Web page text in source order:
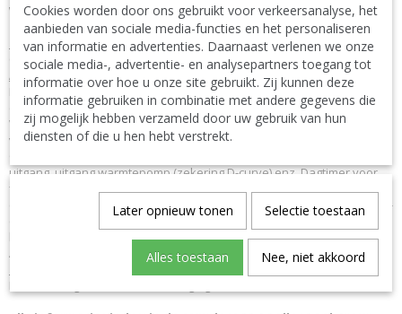
Wij geven op aanvraag via mail hierop een KORTING inclusief
levering.
OMSCHRIJVING
Cyrano Filtr. + 30mA diff. Mono
ALGEMEEN
Eigenschappen Kast met beschermingsgraad IP55 Zijdelings
opengaande deur, afgerond en gevlamd Scharnierende deur
Waterdichte schakelaars aan de zijkant van de schakelkast Bekabeld
voor eenfasige of driefasige aansluiting (eenfasig op aanvraag)
uitgang, uitgang warmtepomp (zekering D-curve) enz. Dagtimer voor
filtratie- en opvoerpomp Schakelaar 'auto/uit/manueel' voor filtratie-
en opvoerpomp Magnetothermische stroomonderbreker voor filtratie-
en opvoerpomp (max. 10 A, 16 A als optie) 12 V-
beveiligingstransformator voor verlichting (conform CEI/IEC 61558-2-6)
Aan/uit-schakelaar
Cookies worden door ons gebruikt voor verkeersanalyse, het
aanbieden van sociale media-functies en het personaliseren
van informatie en advertenties. Daarnaast verlenen we onze
sociale media-, advertentie- en analysepartners toegang tot
informatie over hoe u onze site gebruikt. Zij kunnen deze
informatie gebruiken in combinatie met andere gegevens die
zij mogelijk hebben verzameld door uw gebruik van hun
diensten of die u hen hebt verstrekt.
Later opnieuw tonen Selectie toestaan
Alles toestaan Nee, niet akkoord